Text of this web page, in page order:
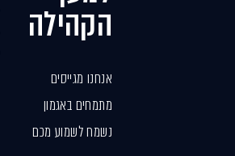
הקהילה
אנחנו מגייסים
מתמחים באגמון
נשמח לשמוע מכם